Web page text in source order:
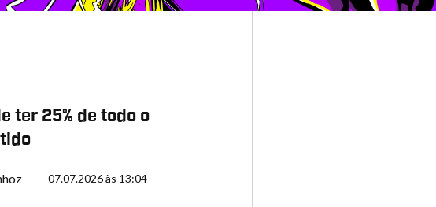
ter 25% de todo o
07.07.2026 às 13:04